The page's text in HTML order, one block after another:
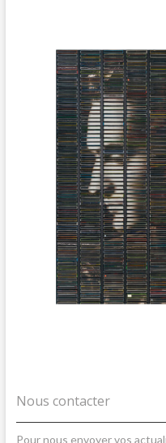
Nous contacter
Pour nous envoyer vos